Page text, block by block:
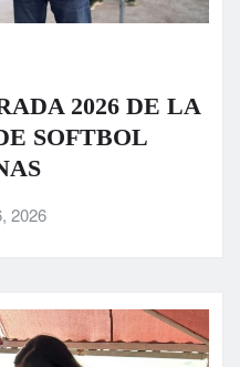
2026 DE LA
SOFTBOL
2026